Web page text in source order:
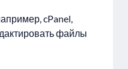
cPanel,
файлы